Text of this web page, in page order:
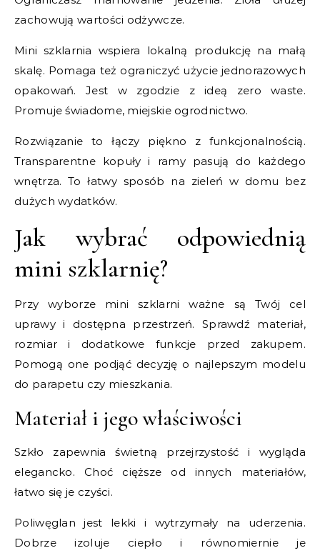
zachowują wartości odżywcze.
Mini szklarnia wspiera lokalną produkcję na małą
skalę. Pomaga też ograniczyć użycie jednorazowych
opakowań. Jest w zgodzie z ideą zero waste.
Promuje świadome, miejskie ogrodnictwo.
Rozwiązanie to łączy piękno z funkcjonalnością.
Transparentne kopuły i ramy pasują do każdego
wnętrza. To łatwy sposób na zieleń w domu bez
dużych wydatków.
Jak wybrać odpowiednią
mini szklarnię?
Przy wyborze mini szklarni ważne są Twój cel
uprawy i dostępna przestrzeń. Sprawdź materiał,
rozmiar i dodatkowe funkcje przed zakupem.
Pomogą one podjąć decyzję o najlepszym modelu
do parapetu czy mieszkania.
Materiał i jego właściwości
Szkło zapewnia świetną przejrzystość i wygląda
elegancko. Choć cięższe od innych materiałów,
łatwo się je czyści.
Poliwęglan jest lekki i wytrzymały na uderzenia.
Dobrze izoluje ciepło i równomiernie je